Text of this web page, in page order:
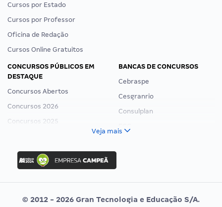
Cursos por Estado
Cursos por Professor
Oficina de Redação
Cursos Online Gratuitos
CONCURSOS PÚBLICOS EM
DESTAQUE
Concursos Abertos
Concursos 2026
Concursos 2025
Concurso Nacional Unificado
Concurso Ibama
Concurso MPU
Editais publicados
BANCAS DE CONCURSOS
Cebraspe
Cesgranrio
Consulplan
Vunesp
Veja mais
© 2012 - 2026 Gran Tecnologia e Educação S/A.